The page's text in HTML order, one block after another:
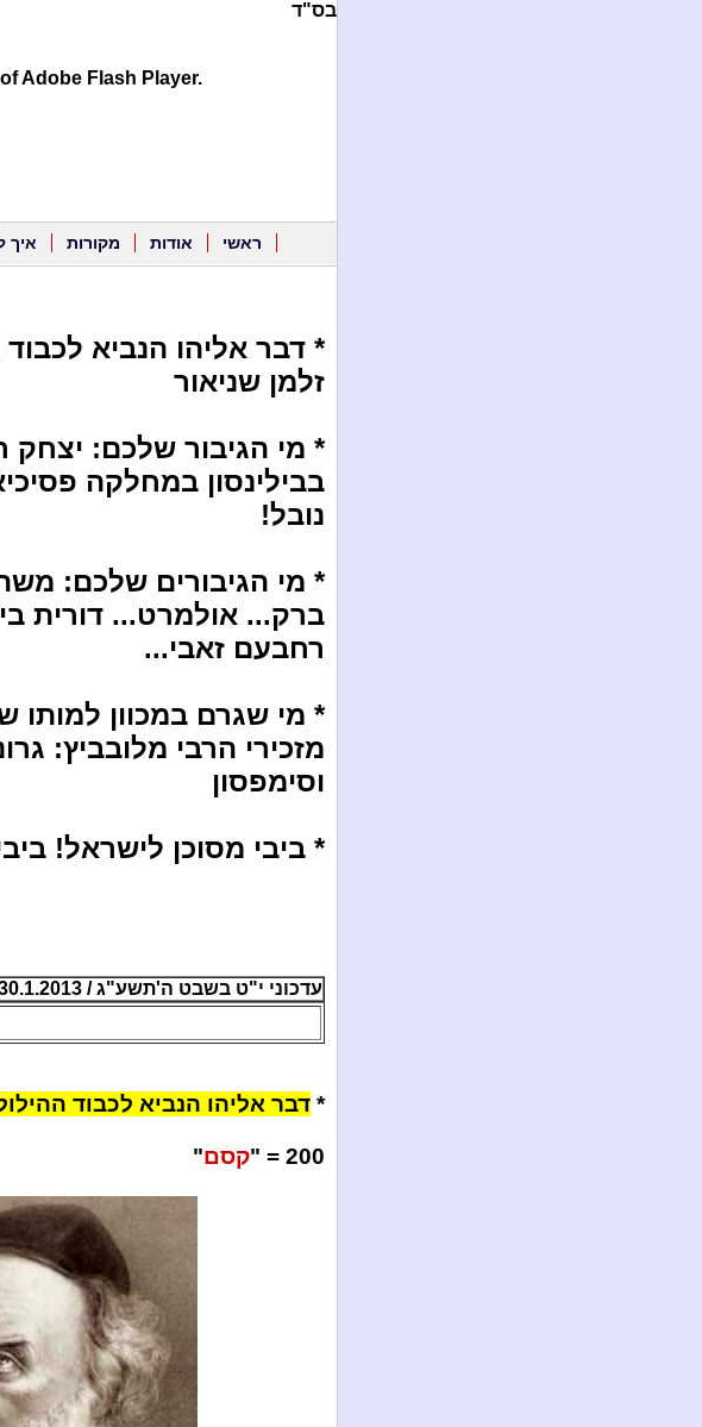
בס"ד
Adobe Flash Player.
ראשי אודות מקורות איך
זלמן שניאור
* מי הגיבור שלכם: יצחק
בבילינסון במחלקה
נובל!
* מי הגיבורים שלכם:
ברק... אולמרט... דורית
רחבעם זאבי...
מזכירי הרבי מלובביץ:
וסימפסון
* ביבי מסוכן לישראל!
עדכוני י"ט בשבט ה'תשע"ג / 30.1.2013
* דבר אליהו הנביא לכבוד ההילולה ה-200 לאדמו"ר
200 = " קסם"